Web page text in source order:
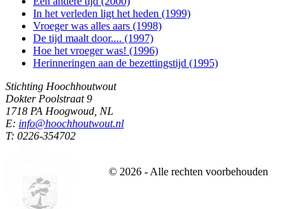
In het verleden ligt het heden (1999)
Vroeger was alles aars (1998)
De tijd maalt door.... (1997)
Hoe het vroeger was! (1996)
Herinneringen aan de bezettingstijd (1995)
Stichting Hoochhoutwout
Dokter Poolstraat 9
1718 PA Hoogwoud, NL
E: info@hoochhoutwout.nl
T: 0226-354702
© 2026 - Alle rechten voorbehouden